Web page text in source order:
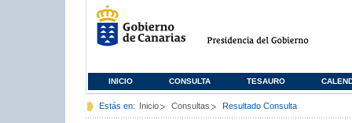
INICIO CONSULTA TESAURO
Estás en: Inicio Consultas Resultado Consulta